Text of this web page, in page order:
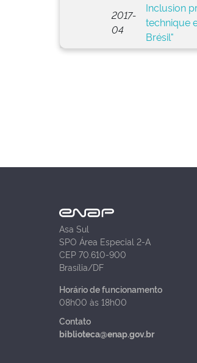
2017-
04
Inclusion
technique
Brésil"
Asa Sul
SPO Área Especial 2-A
CEP 70.610-900
Brasília/DF
Horário de funcionamento
08h00 às 18h00
Contato
biblioteca@enap.gov.br